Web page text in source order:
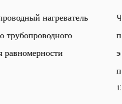
отличается от
с точки зрения
при обогреве